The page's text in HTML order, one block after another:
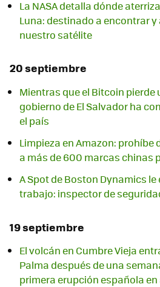
La NASA detalla dónde
Luna: destinado a encontrar
nuestro satélite
20 septiembre
Mientras que el Bitcoin pierde
gobierno de El Salvador ha
el país
Limpieza en Amazon: prohíbe
a más de 600 marcas chinas
A Spot de Boston Dynamics
trabajo: inspector de
19 septiembre
El volcán en Cumbre Vieja
Palma después de una
primera erupción española en